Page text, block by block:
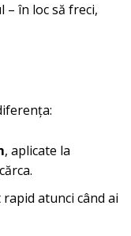
– în loc să freci,
, aplicate la
atunci când ai